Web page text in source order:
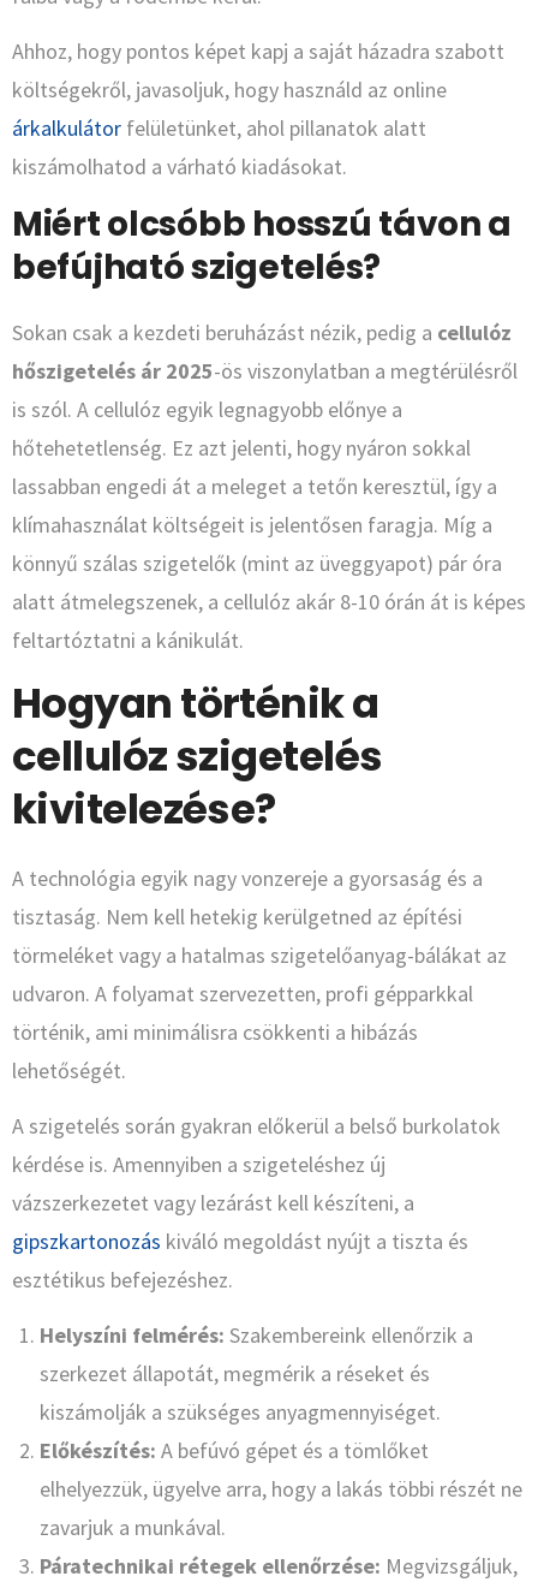
Ahhoz, hogy pontos képet kapj a saját házadra szabott
költségekről, javasoljuk, hogy használd az online
árkalkulátor felületünket, ahol pillanatok alatt
kiszámolhatod a várható kiadásokat.
Miért olcsóbb hosszú távon a
befújható szigetelés?
Sokan csak a kezdeti beruházást nézik, pedig a cellulóz
hőszigetelés ár 2025-ös viszonylatban a megtérülésről
is szól. A cellulóz egyik legnagyobb előnye a
hőtehetetlenség. Ez azt jelenti, hogy nyáron sokkal
lassabban engedi át a meleget a tetőn keresztül, így a
klímahasználat költségeit is jelentősen faragja. Míg a
könnyű szálas szigetelők (mint az üveggyapot) pár óra
alatt átmelegszenek, a cellulóz akár 8-10 órán át is képes
feltartóztatni a kánikulát.
Hogyan történik a
cellulóz szigetelés
kivitelezése?
A technológia egyik nagy vonzereje a gyorsaság és a
tisztaság. Nem kell hetekig kerülgetned az építési
törmeléket vagy a hatalmas szigetelőanyag-bálákat az
udvaron. A folyamat szervezetten, profi gépparkkal
történik, ami minimálisra csökkenti a hibázás
lehetőségét.
A szigetelés során gyakran előkerül a belső burkolatok
kérdése is. Amennyiben a szigeteléshez új
vázszerkezetet vagy lezárást kell készíteni, a
gipszkartonozás kiváló megoldást nyújt a tiszta és
esztétikus befejezéshez.
Helyszíni felmérés: Szakembereink ellenőrzik a
szerkezet állapotát, megmérik a réseket és
kiszámolják a szükséges anyagmennyiséget.
Előkészítés: A befúvó gépet és a tömlőket
elhelyezzük, ügyelve arra, hogy a lakás többi részét ne
zavarjuk a munkával.
Páratechnikai rétegek ellenőrzése: Megvizsgáljuk,